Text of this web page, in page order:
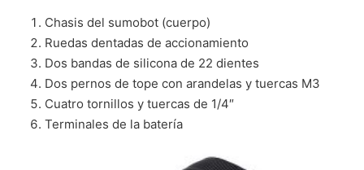
Chasis del sumobot (cuerpo)
Ruedas dentadas de accionamiento
Dos bandas de silicona de 22 dientes
Dos pernos de tope con arandelas y tuercas M3
Cuatro tornillos y tuercas de 1/4″
Terminales de la batería